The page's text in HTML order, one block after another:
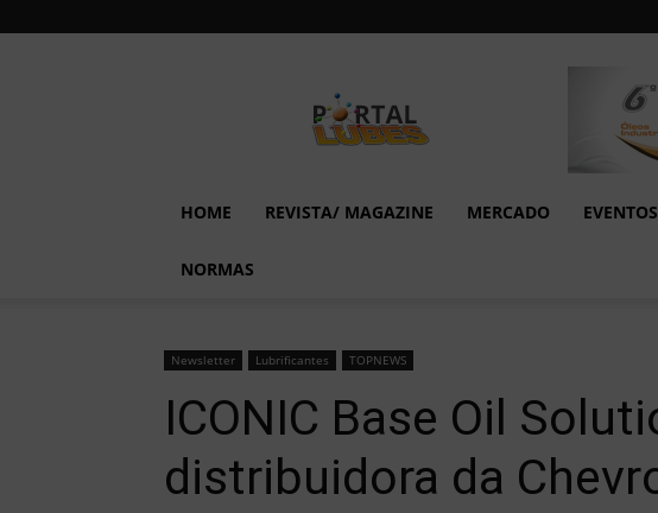
em
Foco
HOME REVISTA/ MAGAZINE MERCADO EVENTOS
NORMAS
Newsletter Lubrificantes TOPNEWS
ICONIC Base Oil
distribuidora da